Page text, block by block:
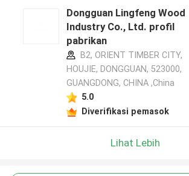
Dongguan Lingfeng Wood
Industry Co., Ltd. profil
pabrikan
B2, ORIENT TIMBER CITY,
HOUJIE, DONGGUAN, 523000,
GUANGDONG, CHINA ,China
5.0
Diverifikasi pemasok
Lihat Lebih